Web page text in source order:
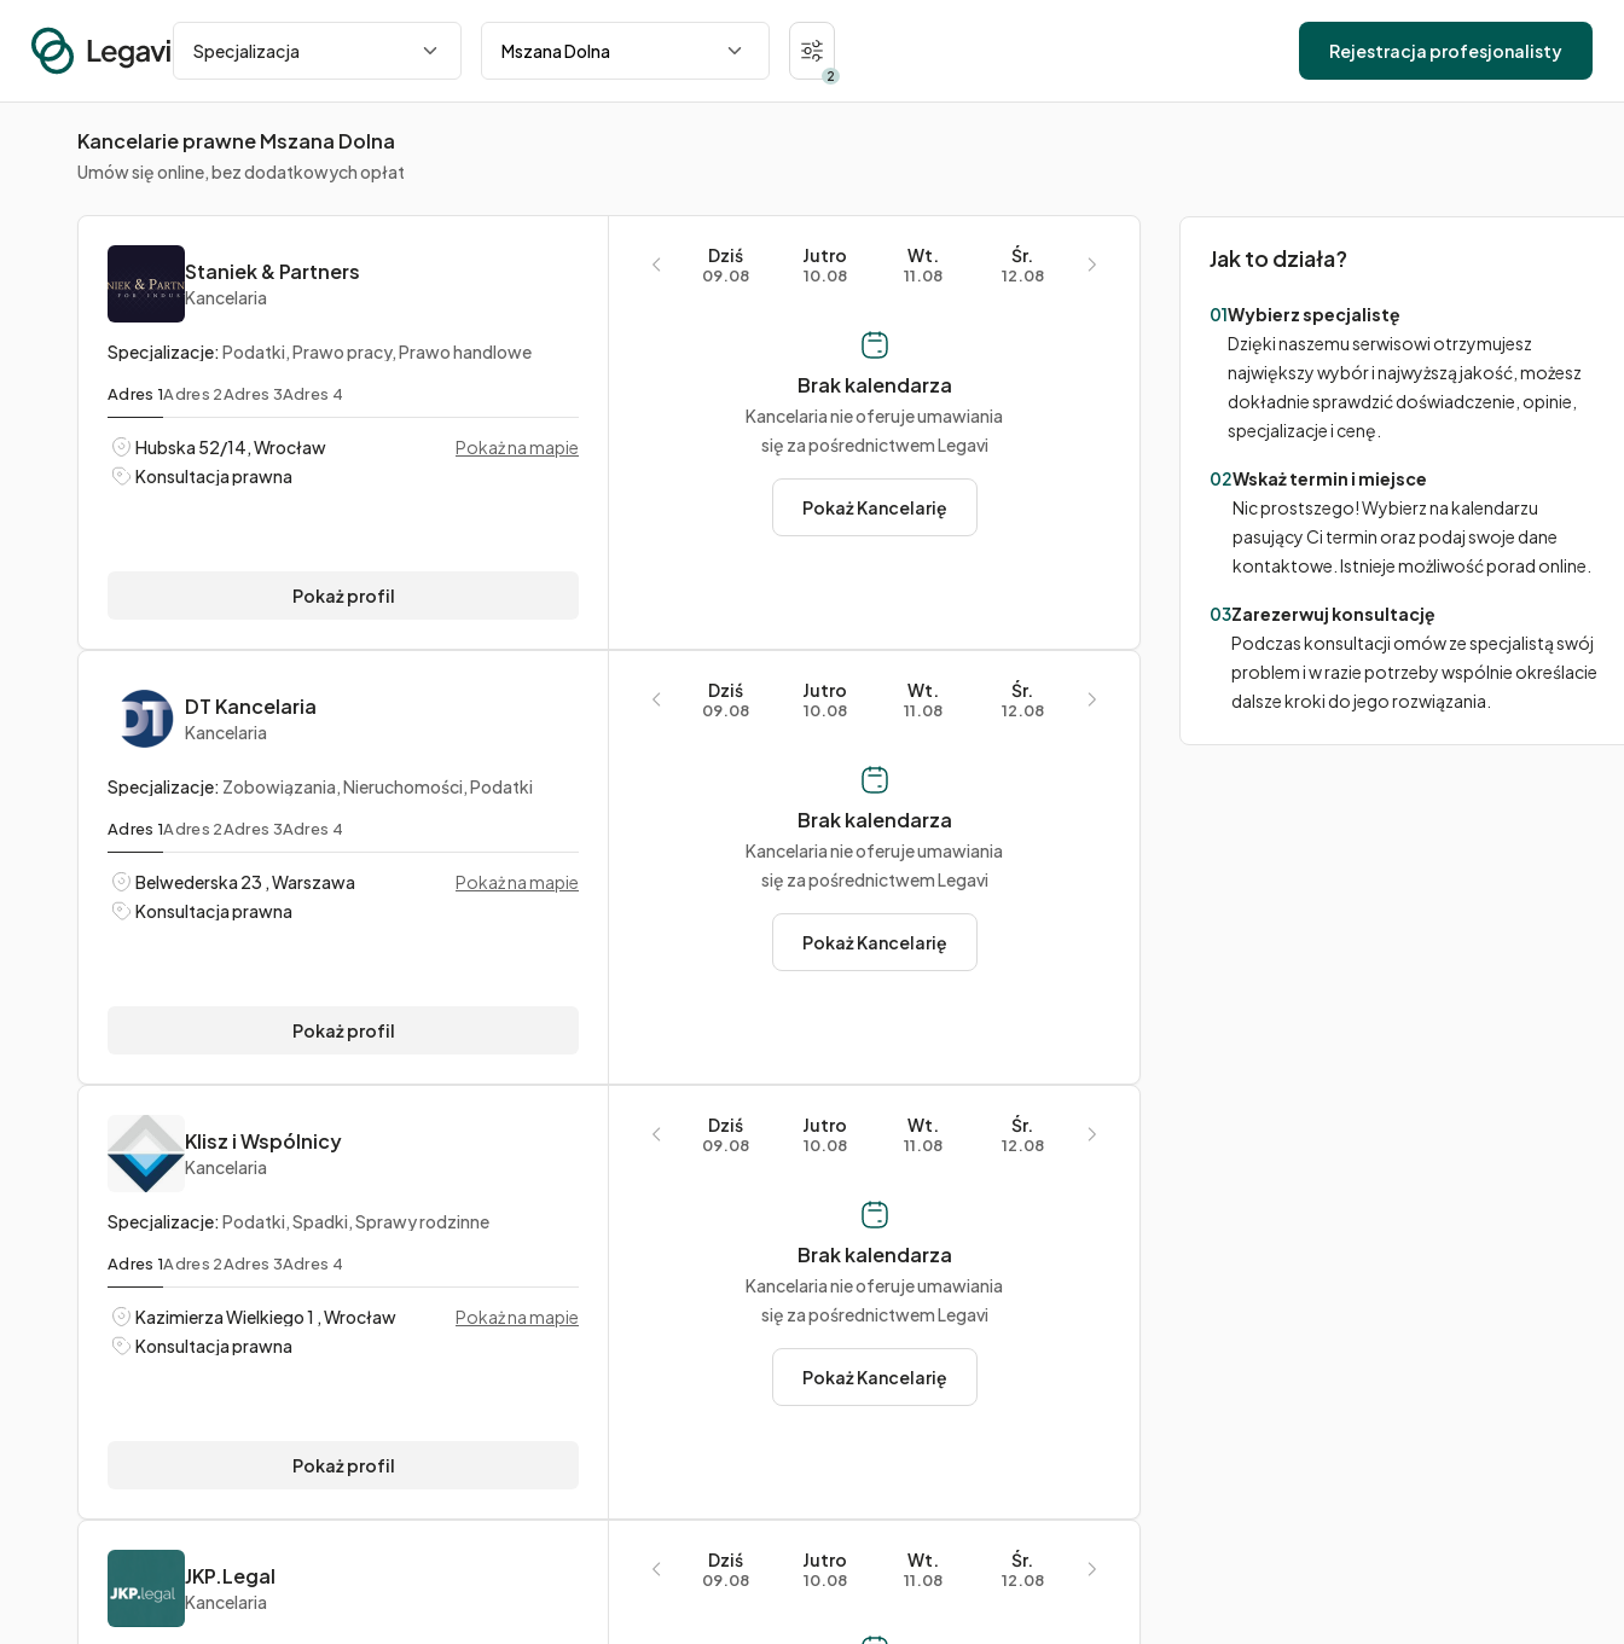
Specjalizacja
Miasto
2
Rejestracja profesjonalisty
Kancelarie prawne Mszana Dolna
Umów się online, bez dodatkowych opłat
Staniek & Partners
Kancelaria
Specjalizacje: Podatki, Prawo pracy, Prawo handlowe
Adres 1Adres 2Adres 3Adres 4
Hubska 52/14, Wrocław
Pokaż na mapie
Konsultacja prawna
Pokaż profil
Dziś
09.08
Jutro
10.08
Wt.
11.08
Śr.
12.08
Brak kalendarza
Kancelaria nie oferuje umawiania
się za pośrednictwem Legavi
Pokaż Kancelarię
DT Kancelaria
Kancelaria
Specjalizacje: Zobowiązania, Nieruchomości, Podatki
Adres 1Adres 2Adres 3Adres 4
Belwederska 23 , Warszawa
Pokaż na mapie
Konsultacja prawna
Pokaż profil
Dziś
09.08
Jutro
10.08
Wt.
11.08
Śr.
12.08
Brak kalendarza
Kancelaria nie oferuje umawiania
się za pośrednictwem Legavi
Pokaż Kancelarię
Klisz i Wspólnicy
Kancelaria
Specjalizacje: Podatki, Spadki, Sprawy rodzinne
Adres 1Adres 2Adres 3Adres 4
Kazimierza Wielkiego 1 , Wrocław
Pokaż na mapie
Konsultacja prawna
Pokaż profil
Dziś
09.08
Jutro
10.08
Wt.
11.08
Śr.
12.08
Brak kalendarza
Kancelaria nie oferuje umawiania
się za pośrednictwem Legavi
Pokaż Kancelarię
JKP.Legal
Kancelaria
Dziś
09.08
Jutro
10.08
Wt.
11.08
Śr.
12.08
Jak to działa?
01Wybierz specjalistę
Dzięki naszemu serwisowi otrzymujesz
największy wybór i najwyższą jakość, możesz
dokładnie sprawdzić doświadczenie, opinie,
specjalizacje i cenę.
02Wskaż termin i miejsce
Nic prostszego! Wybierz na kalendarzu
pasujący Ci termin oraz podaj swoje dane
kontaktowe. Istnieje możliwość porad online.
03Zarezerwuj konsultację
Podczas konsultacji omów ze specjalistą swój
problem i w razie potrzeby wspólnie określacie
dalsze kroki do jego rozwiązania.